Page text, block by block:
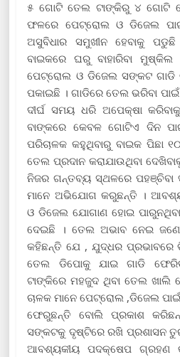
୫ ଗୋଟି ତେଲ ଟାଙ୍କିରୁ ୪ ଗୋଟି
ଫଳରେ ପେଟ୍ରୋଲ ଓ ଡିଜେଲ
ଅସୁବିଧାର ସମୁଖୀନ ହେବାକୁ
ବାଇକରେ ଘରୁ ବାହାରିବା
ପେଟ୍ରୋଲ ଓ ଡିଜେଲ ସଙ୍କଟ ଗାଡି
ପକାଇଛି । ଗାଡିରେ ତେଲ ଭରିବା
ଦୀର୍ଘ ସମୟ ଧରି ଅପେକ୍ଷା
ବାଙ୍କରେ କେବଳ ଗୋଟିଏ ଦିନ
ପରିଚାଳକ କହୁଥିବାରୁ ବାଇକ ପିଛା
ତେଲ ପ୍ରଦାନ କରାଯାଉଥିବା
ନିଜର ଗନ୍ତବ୍ୟ ସ୍ଥଳରେ ପହଞ୍ଚିବା
ମାନେ ଅଭିଯୋଗ କରୁଛନ୍ତି ।
ଓ ଡିଜେଲ ଯୋଗାଣ ହୋଇ
ଦେଇଛି । ତେଲ ଅଭାବ ନେଇ
କହିଛନ୍ତି ଯେ , ଯୁଦ୍ଧର
ତେଲ ଡିପୋକୁ ଯାଇ ଗାଡି
ଟାଙ୍କିରେ ମହଜୁଦ ଥିବା ତେଲ ଖାଲି
ଚାଳକ ମାନେ ପେଟ୍ରୋଲ ,ଡିଜେଲ
ଫେରୁଛନ୍ତି ବୋଲି ପ୍ରକାଶ
ସଙ୍କଟକୁ ଦୃଷ୍ଟିରେ ରଖି ପ୍ରଶାସନ
ଆବଶ୍ୟକୀୟ ପଦକ୍ଷେପ ଗ୍ରହଣ